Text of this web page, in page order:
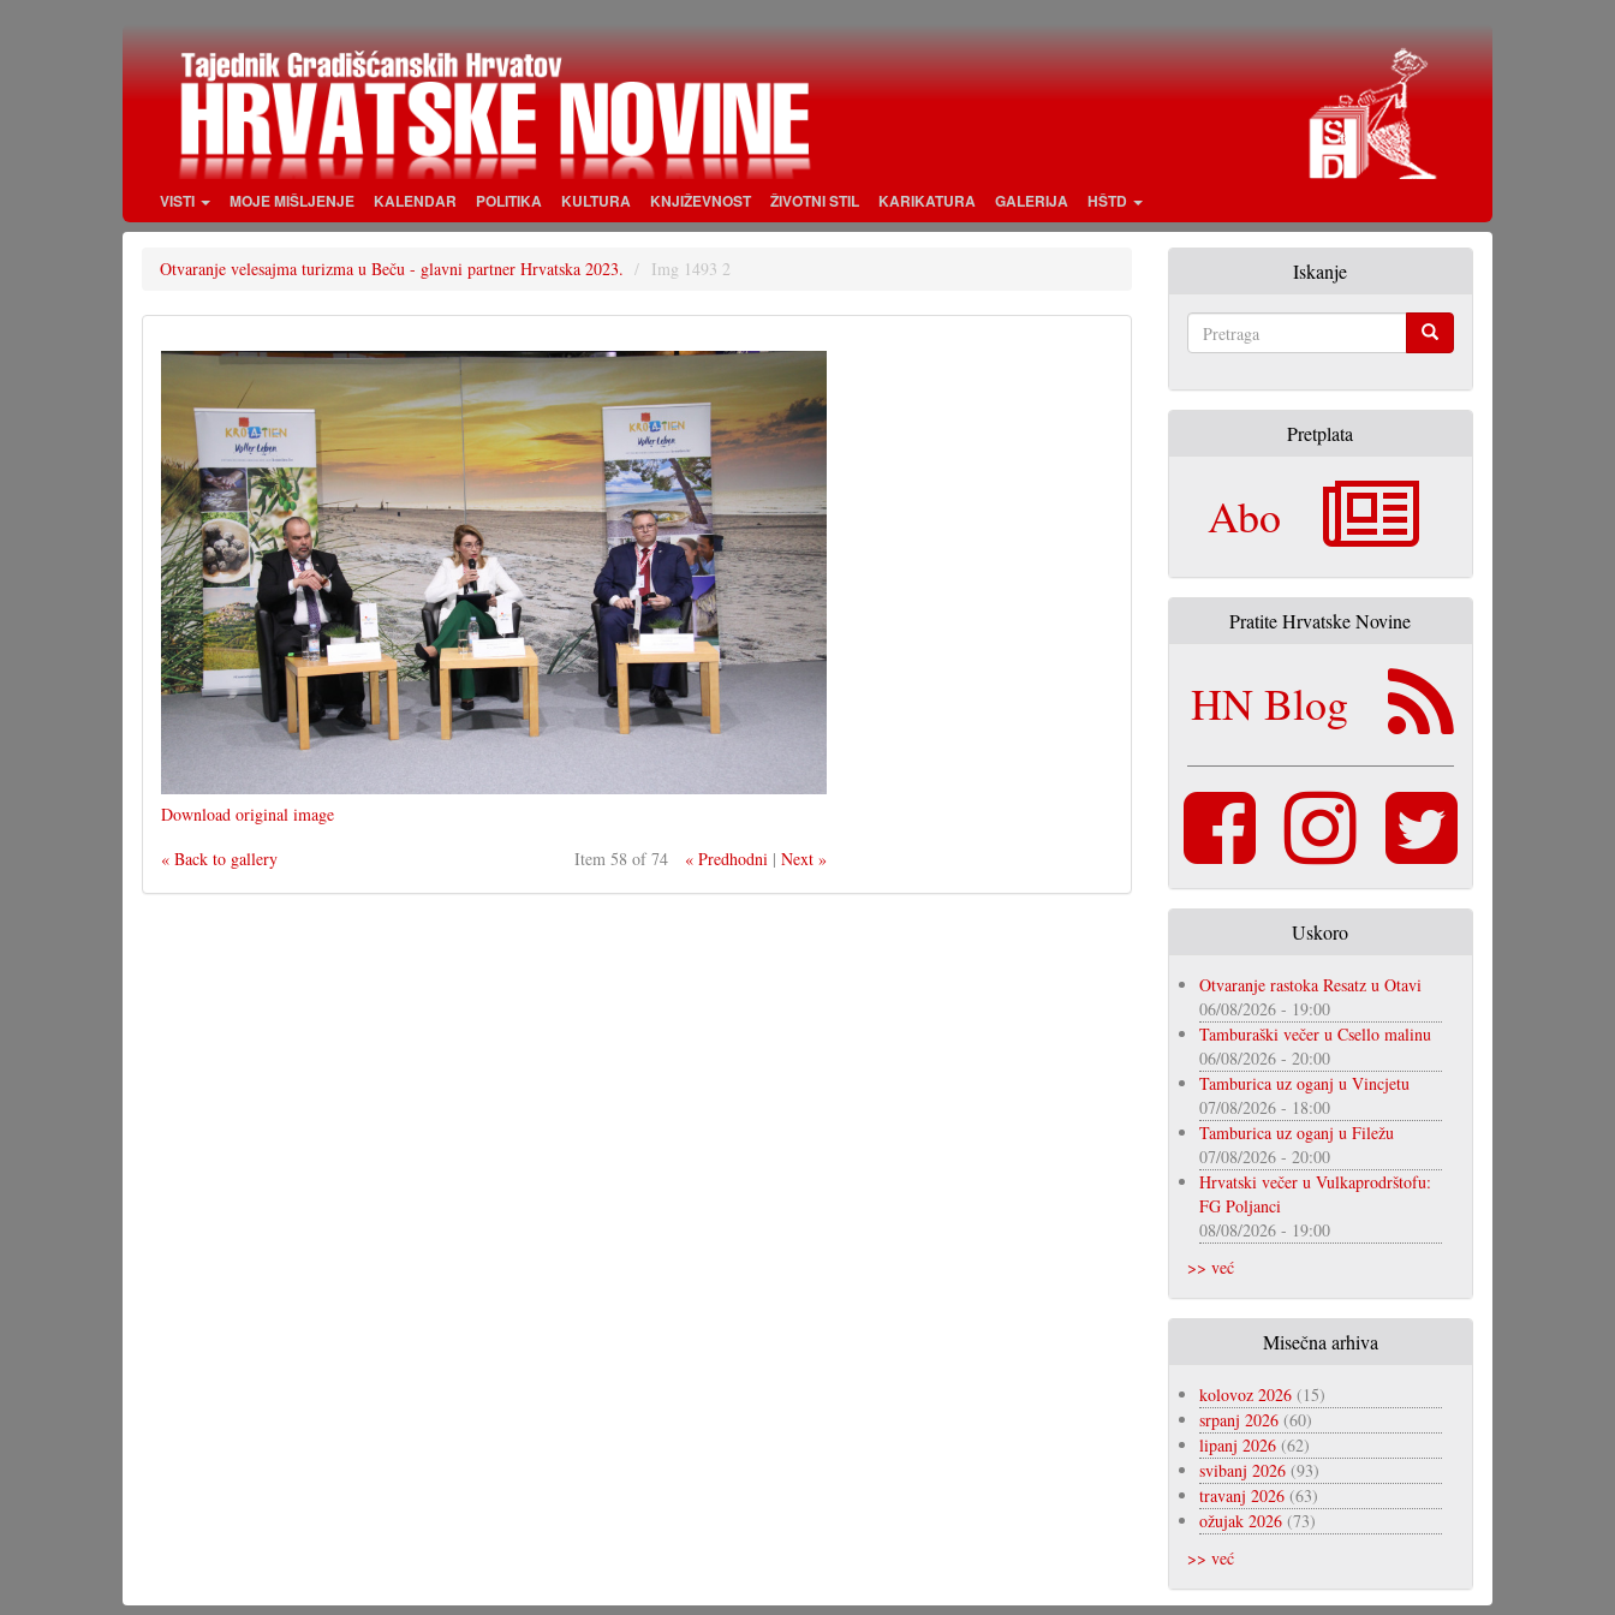
VISTI MOJE MIŠLJENJE KALENDAR POLITIKA KULTURA KNJIŽEVNOST ŽIVOTNI STIL KARIKATURA GALERIJA HŠTD
Otvaranje velesajma turizma u Beču - glavni partner Hrvatska 2023. Img 1493 2
Download original image
« Back to gallery
Item 58 of 74 « Predhodni |Next »
Iskanje
Pretplata
Abo
Pratite Hrvatske Novine
HN Blog
Uskoro
Otvaranje rastoka Resatz u Otavi
06/08/2026 - 19:00
Tamburaški večer u Csello malinu
06/08/2026 - 20:00
Tamburica uz oganj u Vincjetu
07/08/2026 - 18:00
Tamburica uz oganj u Filežu
07/08/2026 - 20:00
Hrvatski večer u Vulkaprodrštofu:
FG Poljanci
08/08/2026 - 19:00
>> već
Misečna arhiva
kolovoz 2026(15)
srpanj 2026(60)
lipanj 2026(62)
svibanj 2026(93)
travanj 2026(63)
ožujak 2026(73)
>> već